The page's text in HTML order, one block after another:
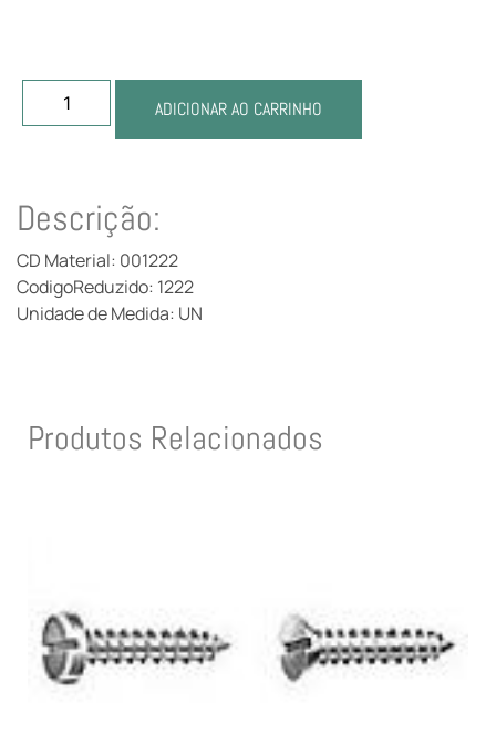
ADICIONAR AO CARRINHO
Descrição:
CD Material: 001222
CodigoReduzido: 1222
Unidade de Medida: UN
Produtos Relacionados